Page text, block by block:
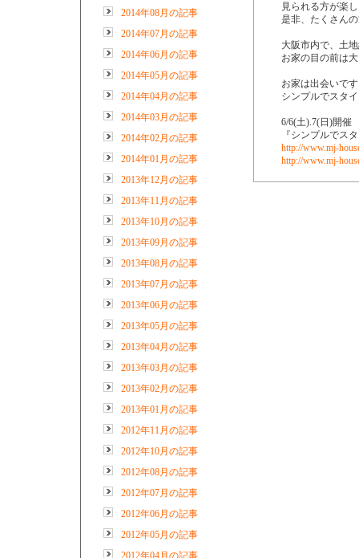
2014年08月の記事
2014年07月の記事
2014年06月の記事
2014年05月の記事
2014年04月の記事
2014年03月の記事
2014年02月の記事
2014年01月の記事
2013年12月の記事
2013年11月の記事
2013年10月の記事
2013年09月の記事
2013年08月の記事
2013年07月の記事
2013年06月の記事
2013年05月の記事
2013年04月の記事
2013年03月の記事
2013年02月の記事
2013年01月の記事
2012年11月の記事
2012年10月の記事
2012年08月の記事
2012年07月の記事
2012年06月の記事
2012年05月の記事
2012年04月の記事
見られる方が楽
是非、たくさん
大阪市内で、土
お家の目の前は
お家は出会いで
シンプルでスタ
6/6(土).7(日)開催
『シンプルでス
http://www.mj-
http://www.mj-